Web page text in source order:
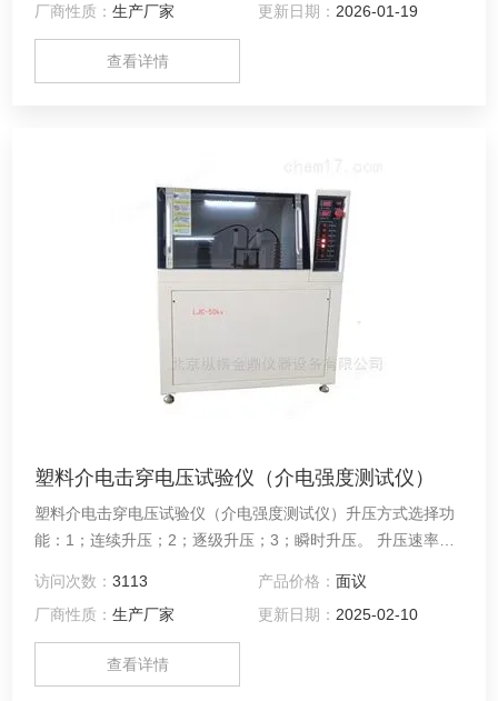
厂商性质：生产厂家 更新日期： 2026-01-19
查看详情
塑料介电击穿电压试验仪（介电强度测试仪）
塑料介电击穿电压试验仪（介电强度测试仪）升压方式选择功
能：1；连续升压；2；逐级升压；3；瞬时升压。 升压速率设
GB/T 1408.1-2016绝缘材料电气强度试验方法 第1部分：工频
下试验；GB/T 1408.2-2016绝缘材料电气强度试验方法 第2部
分:对应用直流电压试验的附加要求；
访问次数：3113 产品价格： 面议
厂商性质：生产厂家 更新日期： 2025-02-10
查看详情